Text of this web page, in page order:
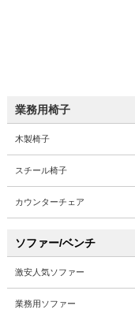
業務用椅子
木製椅子
スチール椅子
カウンターチェア
ソファー/ベンチ
激安人気ソファー
業務用ソファー